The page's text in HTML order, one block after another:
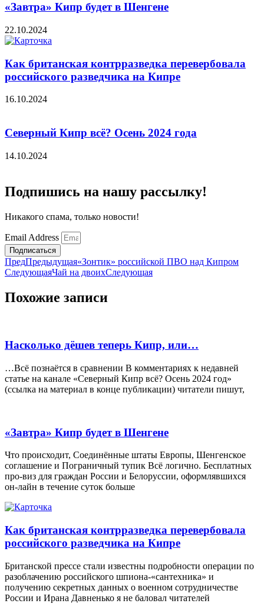
«Завтра» Кипр будет в Шенгене
22.10.2024
Как британская контрразведка перевербовала
российского разведчика на Кипре
16.10.2024
Северный Кипр всё? Осень 2024 года
14.10.2024
Подпишись на нашу рассылку!
Никакого спама, только новости!
Email Address
Подписаться
ПредПредыдущая«Зонтик» российской ПВО над Кипром
СледующаяЧай на двоихСледующая
Похожие записи
Насколько дёшев теперь Кипр, или…
…Всё познаётся в сравнении В комментариях к недавней
статье на канале «Северный Кипр всё? Осень 2024 год»
(ссылка на материал в конце публикации) читатели пишут,
«Завтра» Кипр будет в Шенгене
Что происходит, Соединённые штаты Европы, Шенгенское
соглашение и Пограничный тупик Всё логично. Бесплатных
про-виз для граждан России и Белоруссии, оформлявшихся
он-лайн в течение суток больше
Как британская контрразведка перевербовала
российского разведчика на Кипре
Британской прессе стали известны подробности операции по
разоблачению российского шпиона-«сантехника» и
получению секретных данных о военном сотрудничестве
России и Ирана Давненько я не баловал читателей